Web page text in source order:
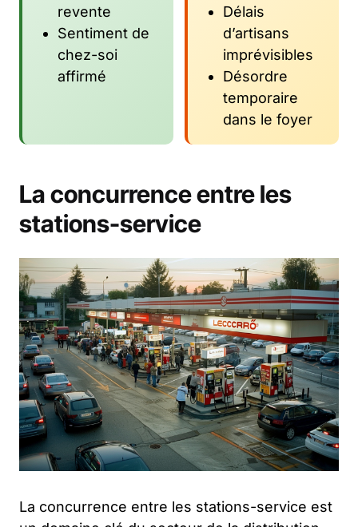
revente
Sentiment de
chez-soi
affirmé
Délais
d’artisans
imprévisibles
Désordre
temporaire
dans le foyer
La concurrence entre les
stations-service
La concurrence entre les stations-service est